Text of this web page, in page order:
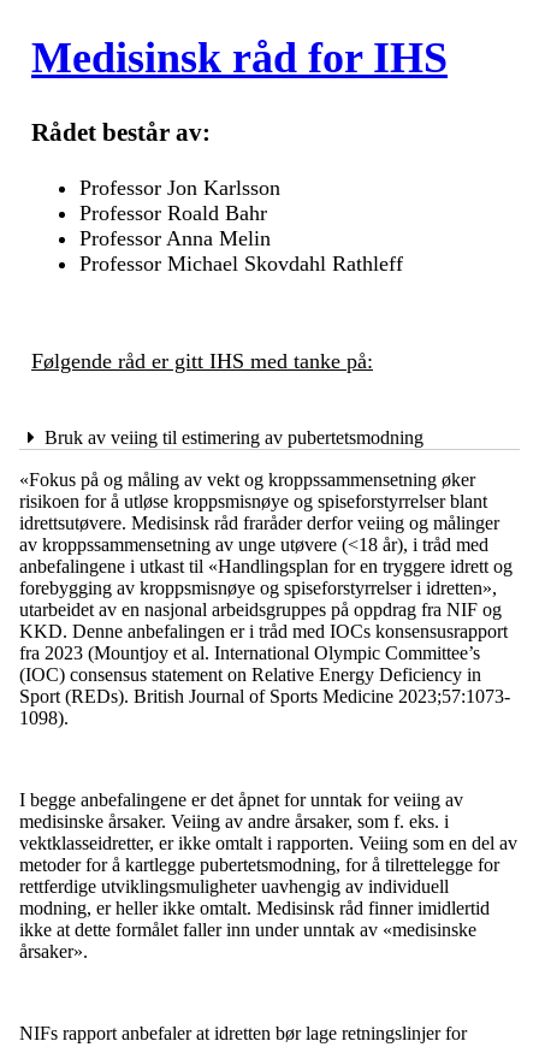
Medisinsk råd for IHS
Rådet består av:
Professor Jon Karlsson
Professor Roald Bahr
Professor Anna Melin
Professor Michael Skovdahl Rathleff
Følgende råd er gitt IHS med tanke på:
Bruk av veiing til estimering av pubertetsmodning
«Fokus på og måling av vekt og kroppssammensetning øker
risikoen for å utløse kroppsmisnøye og spiseforstyrrelser blant
idrettsutøvere. Medisinsk råd fraråder derfor veiing og målinger
av kroppssammensetning av unge utøvere (<18 år), i tråd med
anbefalingene i utkast til «Handlingsplan for en tryggere idrett og
forebygging av kroppsmisnøye og spiseforstyrrelser i idretten»,
utarbeidet av en nasjonal arbeidsgruppes på oppdrag fra NIF og
KKD. Denne anbefalingen er i tråd med IOCs konsensusrapport
fra 2023 (Mountjoy et al. International Olympic Committee’s
(IOC) consensus statement on Relative Energy Deficiency in
Sport (REDs). British Journal of Sports Medicine 2023;57:1073-
1098).
I begge anbefalingene er det åpnet for unntak for veiing av
medisinske årsaker. Veiing av andre årsaker, som f. eks. i
vektklasseidretter, er ikke omtalt i rapporten. Veiing som en del av
metoder for å kartlegge pubertetsmodning, for å tilrettelegge for
rettferdige utviklingsmuligheter uavhengig av individuell
modning, er heller ikke omtalt. Medisinsk råd finner imidlertid
ikke at dette formålet faller inn under unntak av «medisinske
årsaker».
NIFs rapport anbefaler at idretten bør lage retningslinjer for